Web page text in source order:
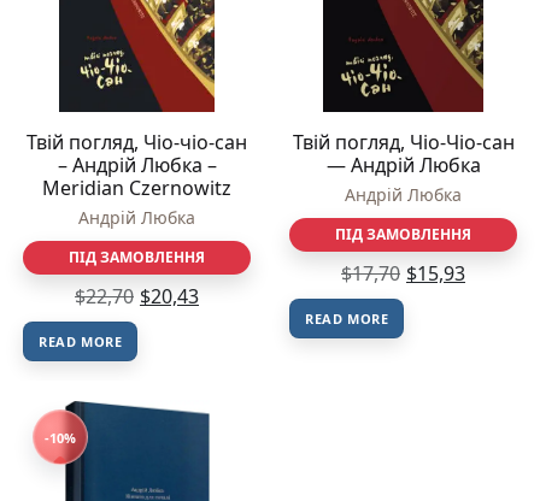
Твій погляд, Чіо-чіо-сан
– Андрій Любка –
Meridian Czernowitz
Андрій Любка
ПІД ЗАМОВЛЕННЯ
$22,70 $20,43
READ MORE
Твій погляд, Чіо-Чіо-сан
— Андрій Любка
Андрій Любка
ПІД ЗАМОВЛЕННЯ
$17,70 $15,93
READ MORE
-10%